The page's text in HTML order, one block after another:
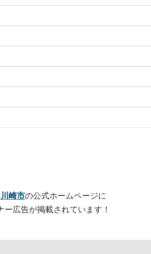
川崎市の公式ホームページに
ー広告が掲載されています！